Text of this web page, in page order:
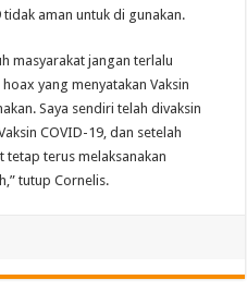
tidak aman untuk di gunakan.
masyarakat jangan terlalu
yang menyatakan Vaksin
Saya sendiri telah divaksin
COVID-19, dan setelah
tetap terus melaksanakan
tutup Cornelis.